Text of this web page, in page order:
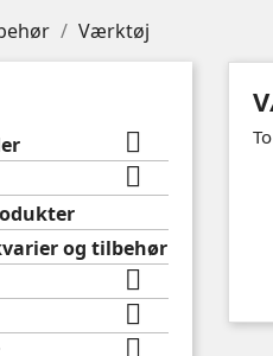
Værktøj


og tilbehør


